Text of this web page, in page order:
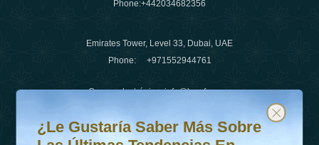
Phone:+442034682356
Emirates Tower, Level 33, Dubai, UAE
Phone: +971552944761
Correo electrónico:info@luxafar.com
Número de WhatsApp
+442034682356
+971552944761
¿Le gustaría saber más sobre las últimas tendencias en
Suscríbete a nuestro boletín y mantente actualizado
¿Le Gustaría Saber Más Sobre